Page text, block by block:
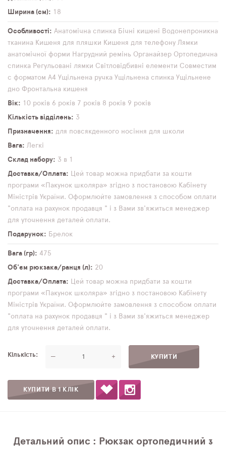
Ширина (см)
18
Особливості Анатомічна спинка Бічні кишені Водонепроникна
тканина Кишеня для пляшки Кишеня для телефону Лямки
анатомічної форми Нагрудний ремінь Органайзер Ортопедична
спинка Регульовані лямки Світловідбивні елементи Совместим
с форматом А4 Ущільнена ручка Ущільнена спинка Ущільнене
дно Фронтальна кишеня
Вік
10 років 6 років 7 років 8 років 9 років
Кількість відділень
3
Призначення
для повсякденного носіння для школи
Вага
Легкі
Склад набору
3 в 1
Доставка/Оплата
Цей товар можна придбати за кошти
програми «Пакунок школяра» згідно з постановою Кабінету
Міністрів України. Оформлюйте замовлення з способом оплати
"оплата на рахунок продавця " і з Вами зв'яжиться менеджер
для уточнення деталей оплати.
Подарунок
Брелок
Вага (гр)
475
Об'єм рюкзака/ранця (л)
20
Доставка/Оплата
Цей товар можна придбати за кошти
програми «Пакунок школяра» згідно з постановою Кабінету
Міністрів України. Оформлюйте замовлення з способом оплати
"оплата на рахунок продавця " і з Вами зв'яжиться менеджер
для уточнення деталей оплати.
Кількість — +
КУПИТИ В 1 КЛІК
Детальний опис : Рюкзак ортопедичний з